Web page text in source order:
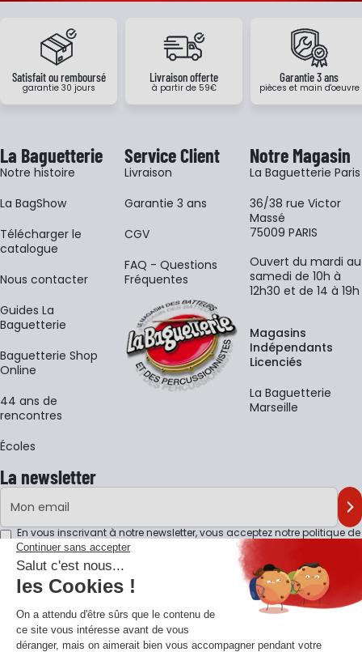
Satisfait ou remboursé
garantie 30 jours
Livraison offerte
à partir de 59€
Garantie 3 ans
pièces et main d'oeuvre
La Baguetterie
Notre histoire
La BagShow
​Télécharger le
catalogue
Nous contacter
Guides La
Baguetterie
Baguetterie Shop
Online
44 ans de
rencontres
Écoles
Service Client
Livraison
Garantie 3 ans
CGV
FAQ - Questions
Fréquentes
Notre Magasin
La Baguetterie Paris
36/38 rue Victor
Massé
75009 PARIS
Ouvert du mardi au
samedi de 10h à
12h30 et de 14 à 19h
Magasins
Indépendants
Licenciés
La Baguetterie
Marseille
La newsletter
Adresse e-mail
En vous inscrivant à notre newsletter, vous acceptez notrepolitique de
confidentialité
Retrouvons-nous sur